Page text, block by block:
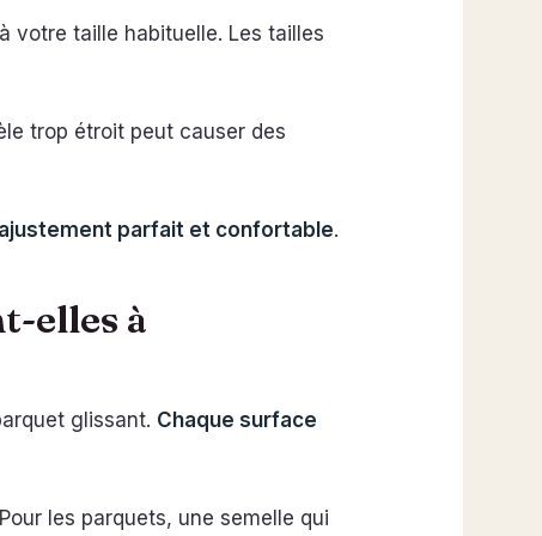
votre taille habituelle. Les tailles
trop étroit peut causer des
ajustement parfait et confortable.
elles à
glissant. Chaque surface
les parquets, une semelle qui